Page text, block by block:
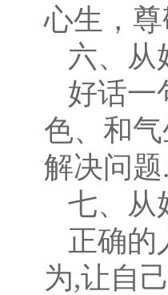
心生，
六、从
好话一
色、和
解决问题.
七、从
正确的
为,让自